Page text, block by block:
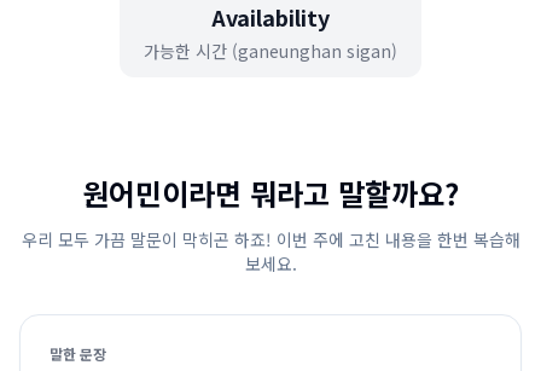
Availability
가능한 시간 (ganeunghan sigan)
원어민이라면 뭐라고 말할까요?
우리 모두 가끔 말문이 막히곤 하죠! 이번 주에 고친 내용을 한번 복습해
보세요.
말한 문장